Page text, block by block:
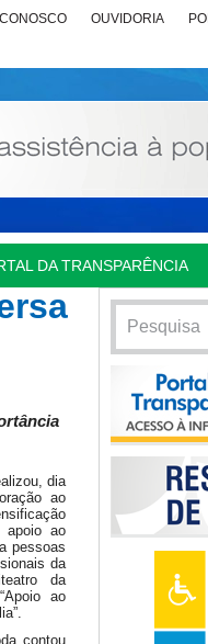
OUVIDORIA
DA TRANSPARÊNCIA
dia
ao
apoio ao
pessoas
da
da
ao
contou